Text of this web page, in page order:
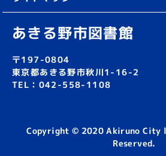
あきる野市図書館
〒197-0804
東京都あきる野市秋川1-16-2
TEL：042-558-1108
Copyright © 2020 Akiruno City
Reserved.